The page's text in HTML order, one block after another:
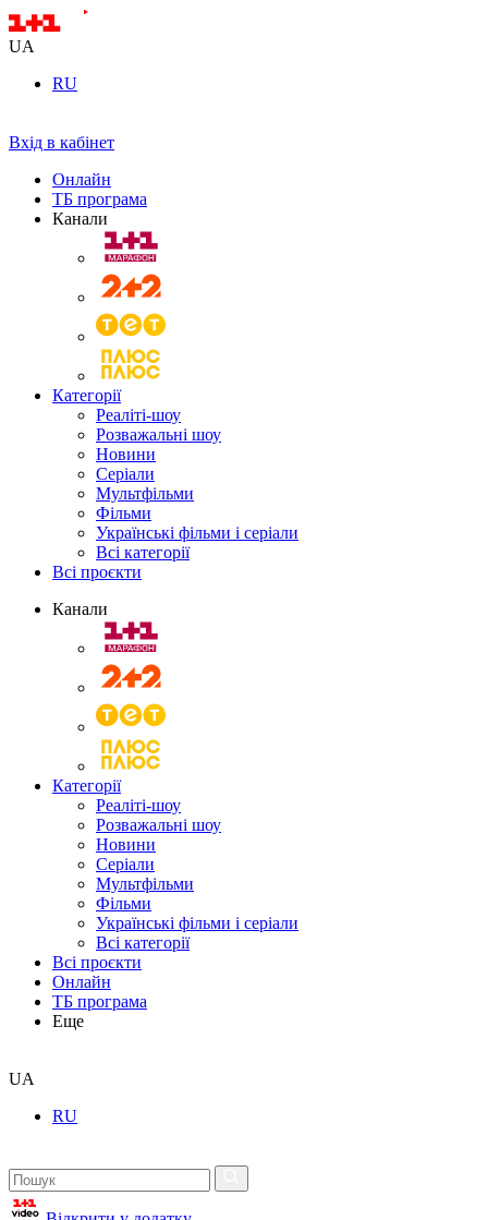
UA
RU
Вхід в кабінет
Онлайн
ТБ програма
Канали
Категорії
Реаліті-шоу
Розважальні шоу
Новини
Серіали
Мультфільми
Фільми
Українські фільми і серіали
Всі категорії
Всі проєкти
Канали
Категорії
Реаліті-шоу
Розважальні шоу
Новини
Серіали
Мультфільми
Фільми
Українські фільми і серіали
Всі категорії
Всі проєкти
Онлайн
ТБ програма
Еще
UA
RU